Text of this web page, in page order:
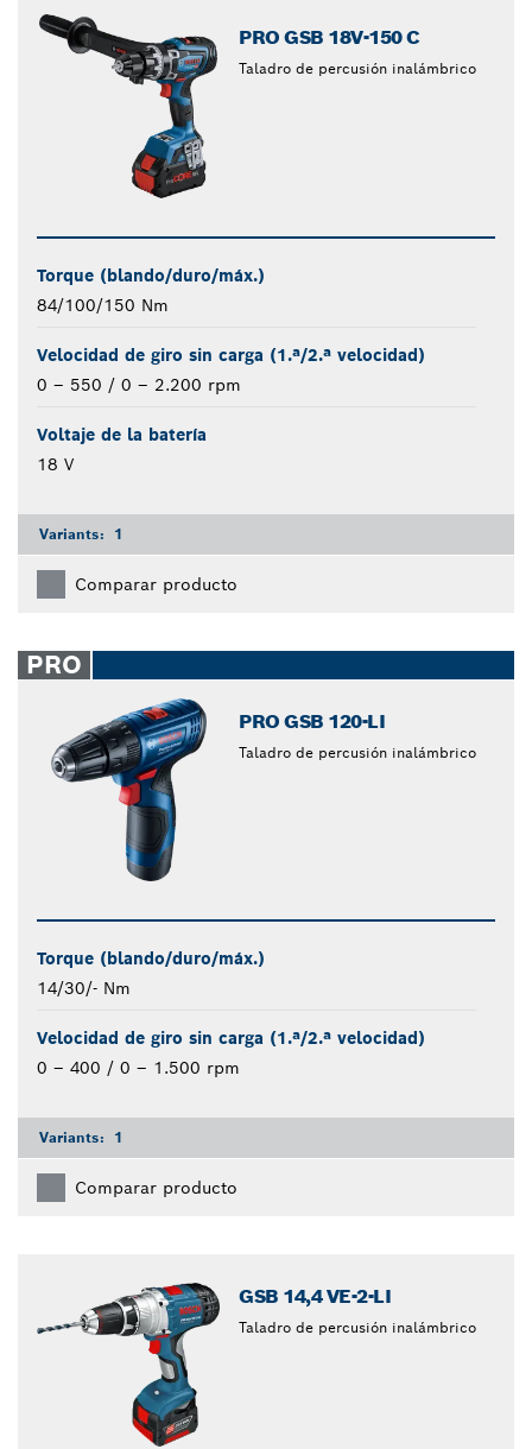
PRO GSB 18V-150 C
Taladro de percusión inalámbrico
Torque (blando/duro/máx.)
84/100/150 Nm
Velocidad de giro sin carga (1.ª/2.ª velocidad)
0 – 550 / 0 – 2.200 rpm
Voltaje de la batería
18 V
Variants: 1
Comparar producto
PRO
PRO GSB 120-LI
Taladro de percusión inalámbrico
Torque (blando/duro/máx.)
14/30/- Nm
Velocidad de giro sin carga (1.ª/2.ª velocidad)
0 – 400 / 0 – 1.500 rpm
Variants: 1
Comparar producto
GSB 14,4 VE-2-LI
Taladro de percusión inalámbrico